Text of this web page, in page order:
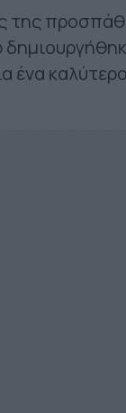
της
ένα